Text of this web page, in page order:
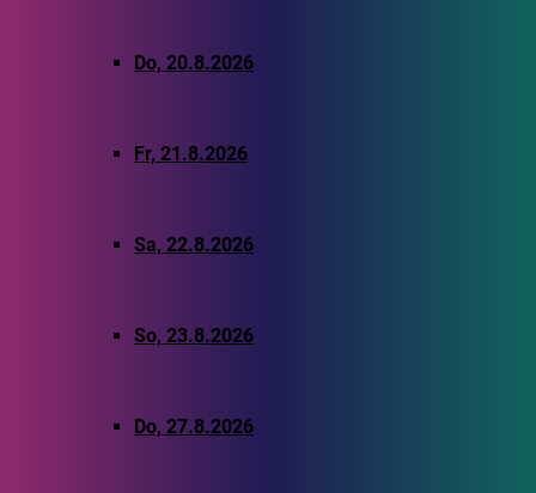
Do, 20.8.2026
Fr, 21.8.2026
Sa, 22.8.2026
So, 23.8.2026
Do, 27.8.2026